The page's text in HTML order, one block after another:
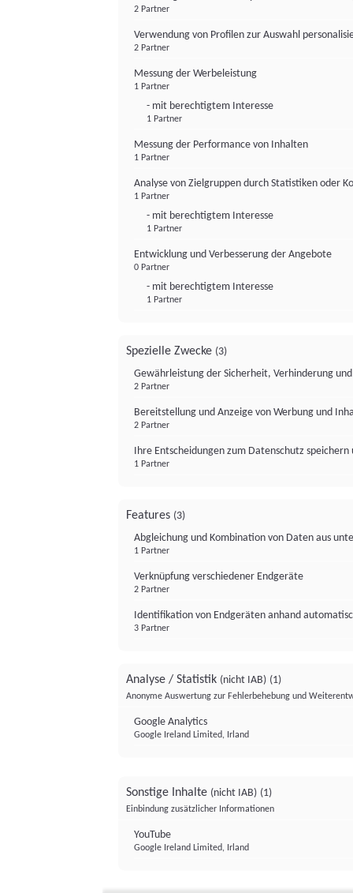
2 Partner
Verwendung von Profilen zur Auswahl
2 Partner
Messung der Werbeleistung
1 Partner
- mit berechtigtem Interesse
1 Partner
Messung der Performance von Inhalten
1 Partner
Analyse von Zielgruppen durch Statistiken oder
1 Partner
- mit berechtigtem Interesse
1 Partner
Entwicklung und Verbesserung der Angebote
0 Partner
- mit berechtigtem Interesse
1 Partner
Spezielle Zwecke (3)
Gewährleistung der Sicherheit, Verhinderung
2 Partner
Bereitstellung und Anzeige von Werbung und
2 Partner
Ihre Entscheidungen zum Datenschutz
1 Partner
Features (3)
Abgleichung und Kombination von Daten aus
1 Partner
Verknüpfung verschiedener Endgeräte
2 Partner
Identifikation von Endgeräten anhand
3 Partner
Analyse / Statistik (nicht IAB) (1)
Anonyme Auswertung zur Fehlerbehebung und
Google Analytics
Google Ireland Limited, Irland
Sonstige Inhalte (nicht IAB) (1)
Einbindung zusätzlicher Informationen
YouTube
Google Ireland Limited, Irland